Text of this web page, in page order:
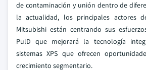
de contaminación y unión dentro de
la actualidad, los principales actores
Mitsubishi están centrando sus
PulD que mejorará la tecnología
sistemas XPS que ofrecen
crecimiento segmentario.